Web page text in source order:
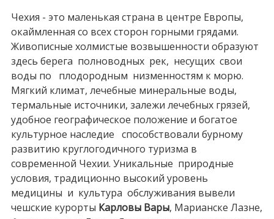
Чехия - это маленькая страна в центре Европы,
окаймленная со всех сторон горными грядами.
Живописные холмистые возвышенности образуют
здесь берега полноводных рек, несущих свои
воды по плодородным низменностям к морю.
Мягкий климат, лечебные минеральные воды,
термальные источники, залежи лечебных грязей,
удобное географическое положение и богатое
культурное наследие способствовали бурному
развитию круглогодичного туризма в
современной Чехии. Уникальные природные
условия, традиционно высокий уровень
медицины и культура обслуживания вывели
чешские курорты Карловы Вары, Марианске Лазне,